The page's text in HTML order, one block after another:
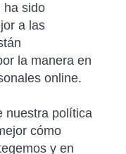
ha sido
a las
la manera en
online.
nuestra política
cómo
y en